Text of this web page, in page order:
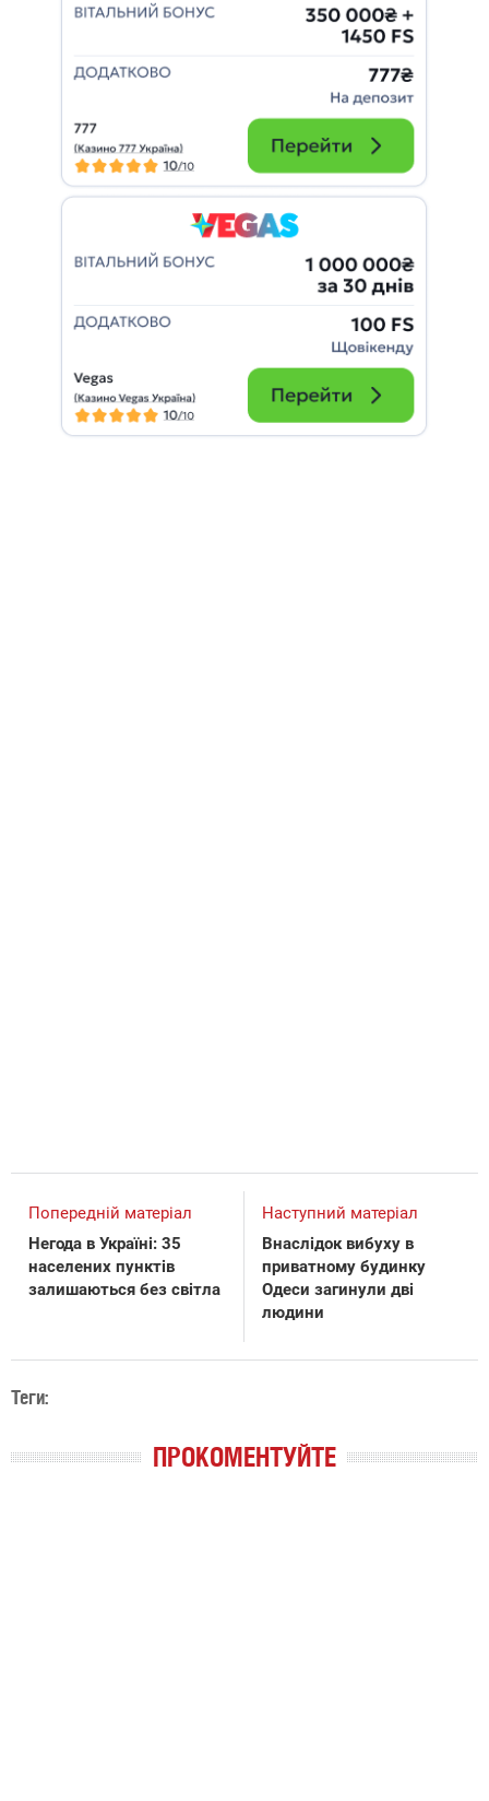
Попередній матеріал
Негода в Україні: 35
населених пунктів
залишаються без світла
Наступний матеріал
Внаслідок вибуху в
приватному будинку
Одеси загинули дві
людини
Теги:
ПРОКОМЕНТУЙТЕ